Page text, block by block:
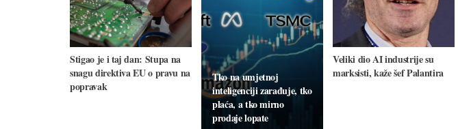
Stigao je i taj dan: Stupa na
snagu direktiva EU o pravu na
popravak
Tko na umjetnoj
inteligenciji zarađuje, tko
plaća, a tko mirno
prodaje lopate
Veliki dio AI industrije su
marksisti, kaže šef Palantira